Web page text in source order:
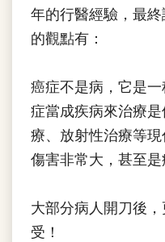
年的行醫經驗，最
的觀點有：
癌症不是病，它是
症當成疾病來治療
療、放射性治療等
傷害非常大，甚至是
大部分病人開刀後
受！